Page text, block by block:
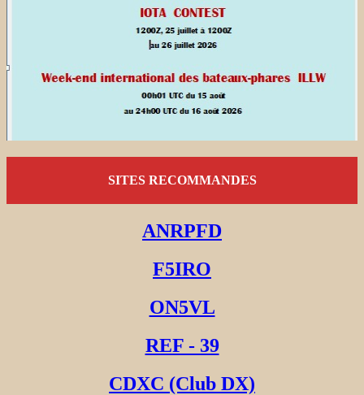
SITES RECOMMANDES
ANRPFD
F5IRO
ON5VL
REF - 39
CDXC (Club DX)